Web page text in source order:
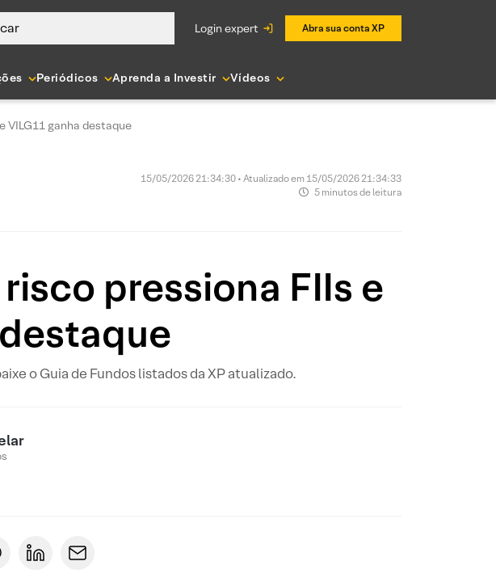
login expert Abra sua conta XP
Periódicos Aprenda a Investir Vídeos
VILG11 ganha destaque
15/05/2026 21:34:30 • Atualizado em 15/05/2026 21:34:33
5 minutos de leitura
pressiona FIIs e
o Guia de Fundos listados da XP atualizado.